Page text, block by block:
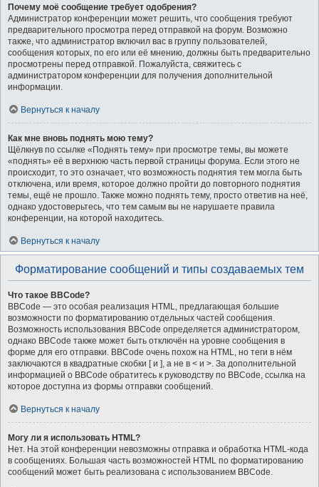
Почему моё сообщение требует одобрения?
Администратор конференции может решить, что сообщения требуют
предварительного просмотра перед отправкой на форум. Возможно
также, что администратор включил вас в группу пользователей,
сообщения которых, по его или её мнению, должны быть предварительно
просмотрены перед отправкой. Пожалуйста, свяжитесь с
администратором конференции для получения дополнительной
информации.
Вернуться к началу
Как мне вновь поднять мою тему?
Щёлкнув по ссылке «Поднять тему» при просмотре темы, вы можете
«поднять» её в верхнюю часть первой страницы форума. Если этого не
происходит, то это означает, что возможность поднятия тем могла быть
отключена, или время, которое должно пройти до повторного поднятия
темы, ещё не прошло. Также можно поднять тему, просто ответив на неё,
однако удостоверьтесь, что тем самым вы не нарушаете правила
конференции, на которой находитесь.
Вернуться к началу
Форматирование сообщений и типы создаваемых тем
Что такое BBCode?
BBCode — это особая реализация HTML, предлагающая большие
возможности по форматированию отдельных частей сообщения.
Возможность использования BBCode определяется администратором,
однако BBCode также может быть отключён на уровне сообщения в
форме для его отправки. BBCode очень похож на HTML, но теги в нём
заключаются в квадратные скобки [ и ], а не в < и >. За дополнительной
информацией о BBCode обратитесь к руководству по BBCode, ссылка на
которое доступна из формы отправки сообщений.
Вернуться к началу
Могу ли я использовать HTML?
Нет. На этой конференции невозможны отправка и обработка HTML-кода
в сообщениях. Большая часть возможностей HTML по форматированию
сообщений может быть реализована с использованием BBCode.